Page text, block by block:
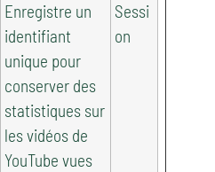
Enregistre un
identifiant
unique pour
conserver des
statistiques sur
les vidéos de
YouTube vues
Sessi
on